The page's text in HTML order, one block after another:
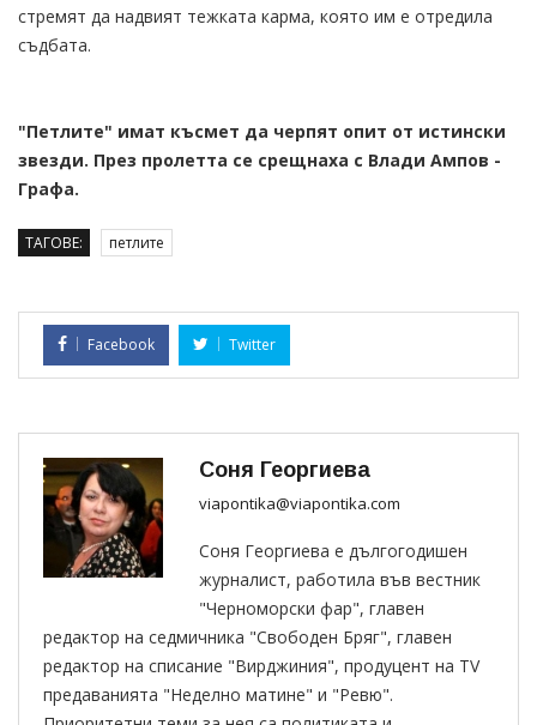
стремят да надвият тежката карма, която им е отредила
съдбата.
"Петлите" имат късмет да черпят опит от истински
звезди. През пролетта се срещнаха с Влади Ампов -
Графа.
ТАГОВЕ: петлите
Facebook Twitter
Соня Георгиева
viapontika@viapontika.com
Соня Георгиева е дългогодишен
журналист, работила във вестник
"Черноморски фар", главен
редактор на седмичника "Свободен Бряг", главен
редактор на списание "Вирджиния", продуцент на TV
предаванията "Неделно матине" и "Ревю".